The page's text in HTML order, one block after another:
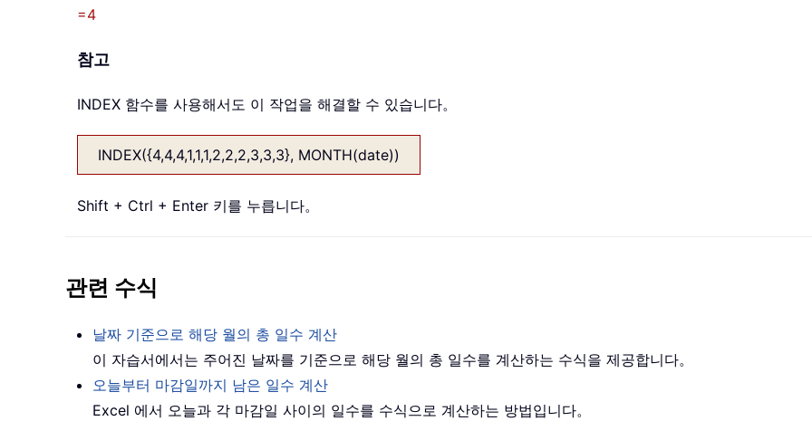
=4
참고
INDEX 함수를 사용해서도 이 작업을 해결할 수 있습니다。
INDEX({4,4,4,1,1,1,2,2,2,3,3,3}, MONTH(date))
Shift + Ctrl + Enter 키를 누릅니다。
관련 수식
날짜 기준으로 해당 월의 총 일수 계산
이 자습서에서는 주어진 날짜를 기준으로 해당 월의 총 일수를 계산하는 수식을 제공합니다。
오늘부터 마감일까지 남은 일수 계산
Excel 에서 오늘과 각 마감일 사이의 일수를 수식으로 계산하는 방법입니다。